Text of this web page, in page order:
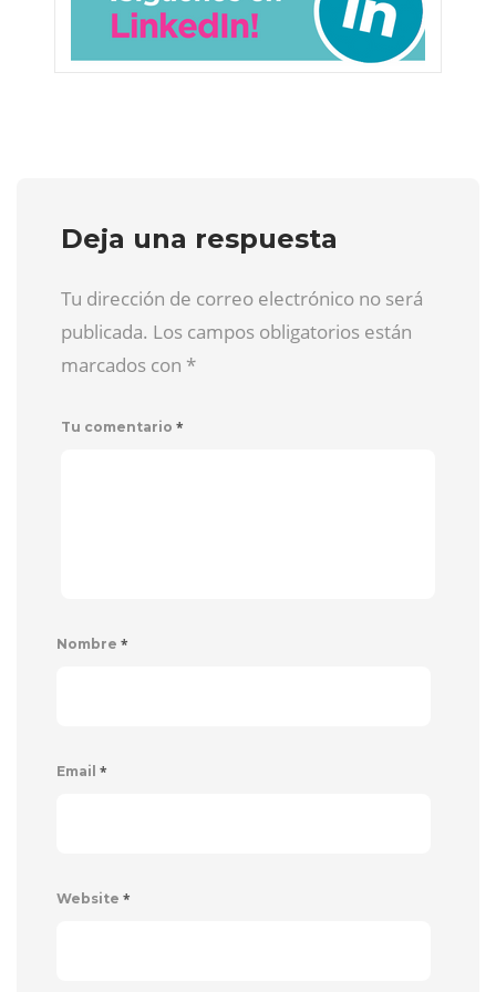
Deja una respuesta
Tu dirección de correo electrónico no será
publicada. Los campos obligatorios están
marcados con *
Tu comentario *
Nombre *
Email *
Website *